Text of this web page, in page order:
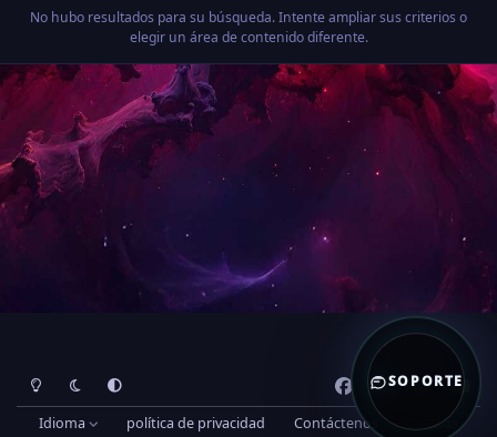
No hubo resultados para su búsqueda. Intente ampliar sus criterios o
elegir un área de contenido diferente.
Modo de luzModo oscuroPreferencia del sistema
a
d
t
y
o
Idioma política de privacidad Contáctenos Galletas
SOPORTE